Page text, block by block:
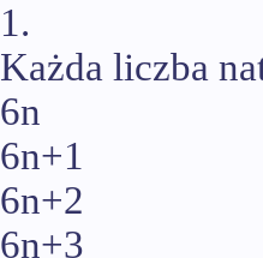
1.
Każda liczba
6n
6n+1
6n+2
6n+3